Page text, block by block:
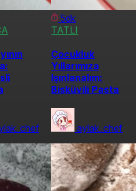
5dk
TATLI
Çocukluk
Yıllarımıza
Işınlanalım:
Bisküvili Pasta
aylak_chef